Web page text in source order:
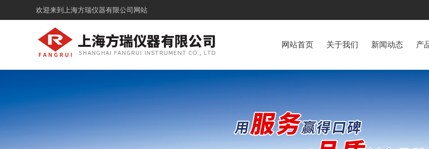
欢迎来到 上海方瑞仪器有限公司网站
网站首页 关于我们 新闻动态 产